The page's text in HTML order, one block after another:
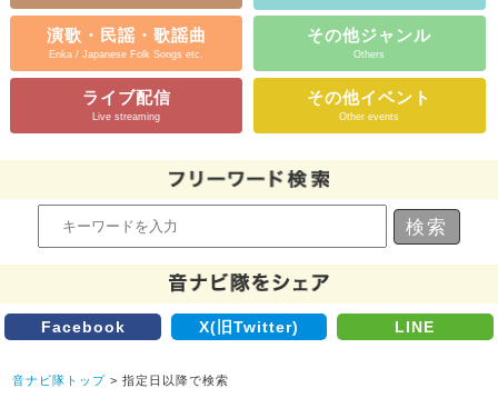
演歌・民謡・歌謡曲
Enka / Japanese Folk Songs etc.
その他ジャンル
Others
ライブ配信
Live streaming
その他イベント
Other events
Facebook X(旧Twitter) LINE
音ナビ隊トップ > 指定日以降で検索